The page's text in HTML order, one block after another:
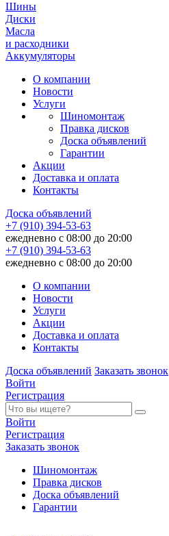
Шины
Диски
Масла
и расходники
Аккумуляторы
О компании
Новости
Услуги
Шиномонтаж
Правка дисков
Доска объявлений
Гарантии
Акции
Доставка и оплата
Контакты
Доска объявлений
+7 (910) 394-53-63
ежедневно с 08:00 до 20:00
+7 (910) 394-53-63
ежедневно с 08:00 до 20:00
О компании
Новости
Услуги
Акции
Доставка и оплата
Контакты
Доска объявлений Заказать звонок
Войти
Регистрация
Войти
Регистрация
Заказать звонок
Шиномонтаж
Правка дисков
Доска объявлений
Гарантии